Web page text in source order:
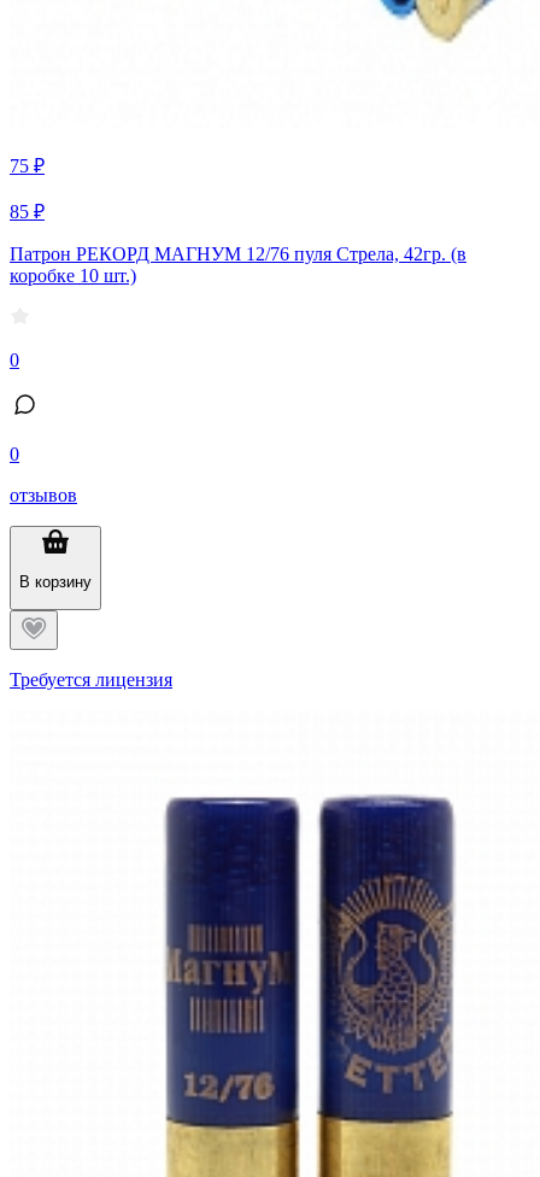
75 ₽
85 ₽
Патрон РЕКОРД МАГНУМ 12/76 пуля Стрела, 42гр. (в
коробке 10 шт.)
0
0
отзывов
В корзину
Требуется лицензия